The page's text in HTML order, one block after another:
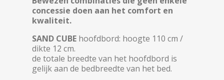
concessie doen aan het comfort en
kwaliteit.
SAND CUBE hoofdbord: hoogte 110 cm /
dikte 12 cm.
de totale breedte van het hoofdbord is
gelijk aan de bedbreedte van het bed.